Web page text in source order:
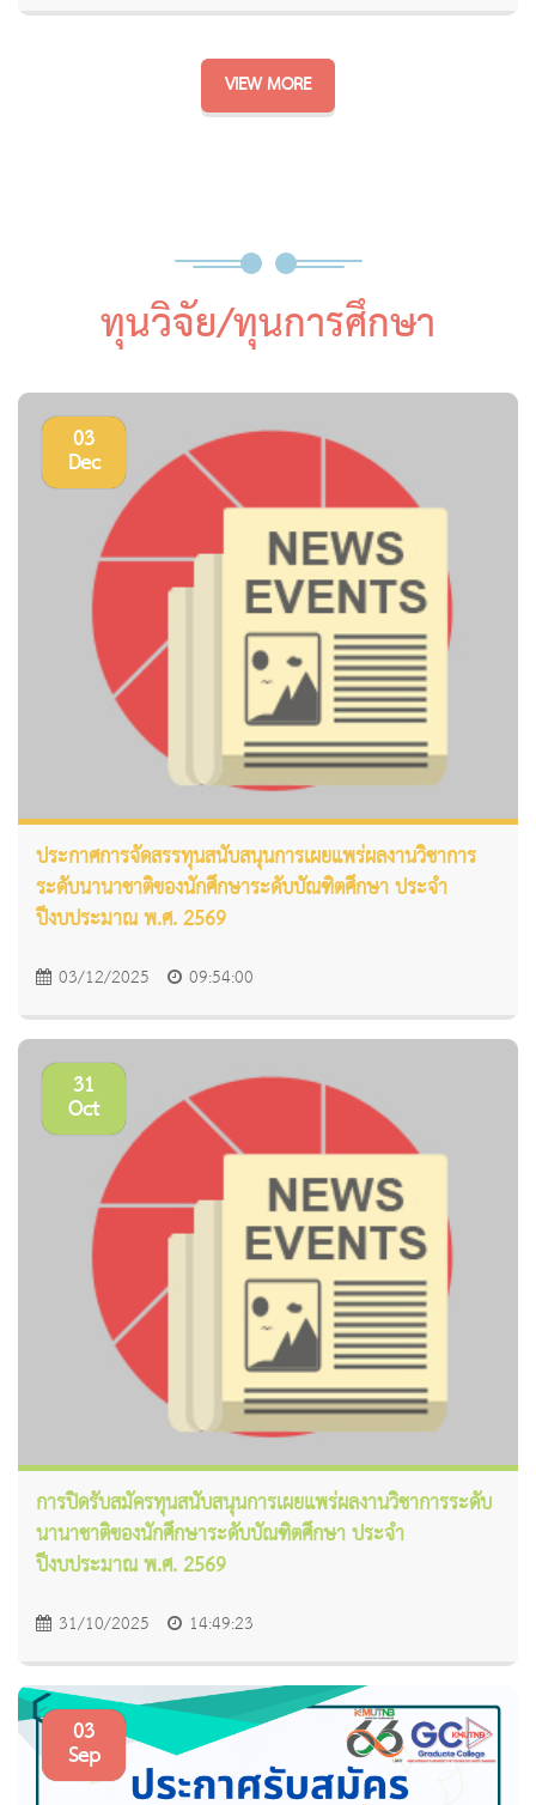
VIEW MORE
ทุนวิจัย/ทุนการศึกษา
03
Dec
ประกาศการจัดสรรทุนสนับสนุนการเผยแพร่ผลงานวิชาการ
ระดับนานาชาติของนักศึกษาระดับบัณฑิตศึกษา ประจำ
ปีงบประมาณ พ.ศ. 2569
03/12/2025 09:54:00
31
Oct
การปิดรับสมัครทุนสนับสนุนการเผยแพร่ผลงานวิชาการระดับ
นานาชาติของนักศึกษาระดับบัณฑิตศึกษา ประจำ
ปีงบประมาณ พ.ศ. 2569
31/10/2025 14:49:23
03
Sep